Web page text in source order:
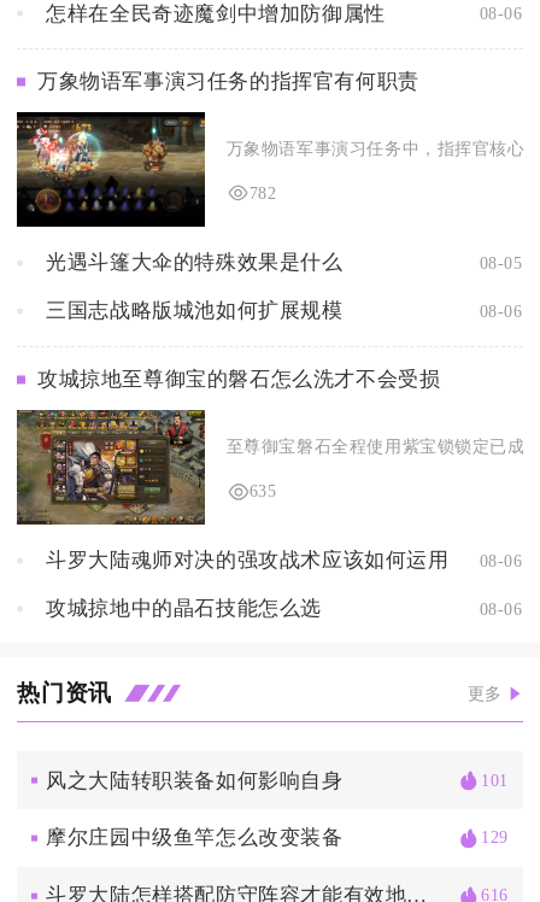
怎样在全民奇迹魔剑中增加防御属性 08-06
万象物语军事演习任务的指挥官有何职责
万象物语军事演习任务中，指挥官核心
782
光遇斗篷大伞的特殊效果是什么 08-05
三国志战略版城池如何扩展规模 08-06
攻城掠地至尊御宝的磐石怎么洗才不会受损
至尊御宝磐石全程使用紫宝锁锁定已成
635
斗罗大陆魂师对决的强攻战术应该如何运用 08-06
攻城掠地中的晶石技能怎么选 08-06
热门资讯 更多
风之大陆转职装备如何影响自身 101
摩尔庄园中级鱼竿怎么改变装备 129
斗罗大陆怎样搭配防守阵容才能有效地抵挡蓝银皇的攻击 616